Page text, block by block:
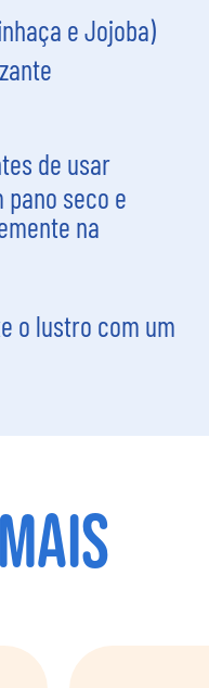
e Jojoba)
de usar
pano seco e
na
o lustro com um